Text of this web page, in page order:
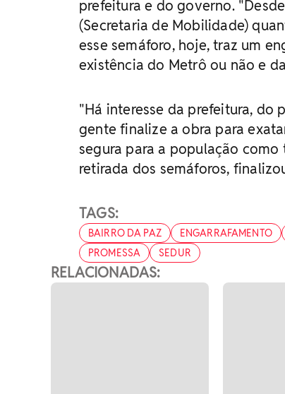
prefeitura e do governo.
(Secretaria de Mobilidade)
esse semáforo, hoje, traz um
existência do Metrô ou não e
"Há interesse da prefeitura, do
gente finalize a obra para
segura para a população
retirada dos semáforos,
TAGS:
BAIRRO DA PAZ ENGARRAFAMENTO
PROMESSA
SEDUR
RELACIONADAS: